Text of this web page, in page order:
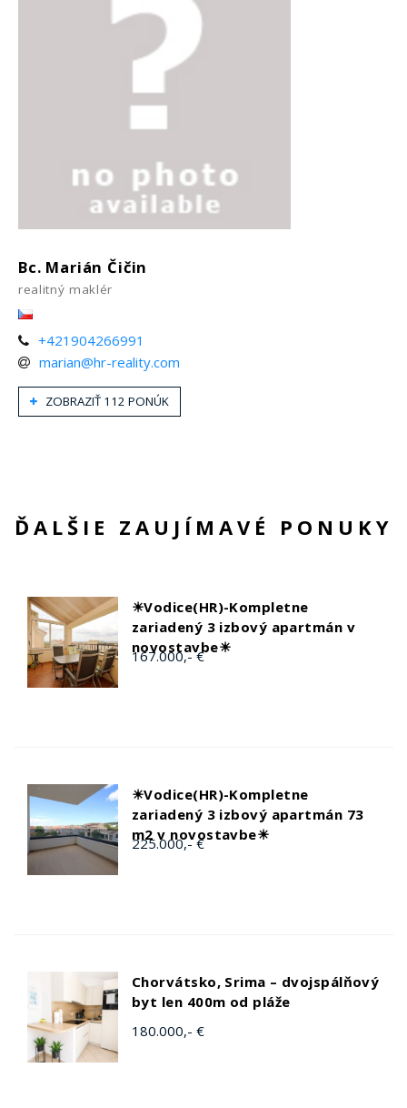
Bc. Marián Čičin
realitný maklér
+421904266991
marian@hr-reality.com
ZOBRAZIŤ 112 PONÚK
ĎALŠIE ZAUJÍMAVÉ PONUKY
☀Vodice(HR)-Kompletne
zariadený 3 izbový apartmán v
novostavbe☀
167.000,- €
☀Vodice(HR)-Kompletne
zariadený 3 izbový apartmán 73
m2 v novostavbe☀
225.000,- €
Chorvátsko, Srima – dvojspálňový
byt len 400m od pláže
180.000,- €